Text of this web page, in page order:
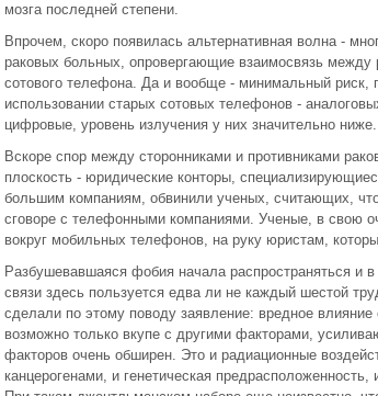
мозга последней степени.
Впрочем, скоро появилась альтернативная волна -
раковых больных, опровергающие взаимосвязь между
сотового телефона. Да и вообще - минимальный
использовании старых сотовых телефонов -
цифровые, уровень излучения у них значительно
Вскоре спор между сторонниками и противниками
плоскость - юридические конторы,
большим компаниям, обвинили ученых, считающих,
сговоре с телефонными компаниями. Ученые, в свою
вокруг мобильных телефонов, на руку юристам,
Разбушевавшаяся фобия начала распространяться и
связи здесь пользуется едва ли не каждый шестой
сделали по этому поводу заявление: вредное
возможно только вкупе с другими факторами,
факторов очень обширен. Это и радиационные
канцерогенами, и генетическая